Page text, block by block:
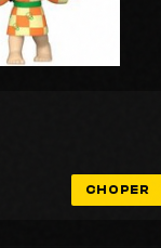
CHOPER